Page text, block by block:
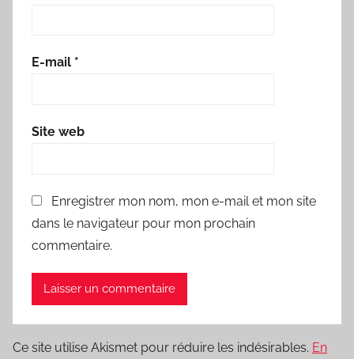
E-mail *
Site web
Enregistrer mon nom, mon e-mail et mon site
dans le navigateur pour mon prochain
commentaire.
Ce site utilise Akismet pour réduire les indésirables. En